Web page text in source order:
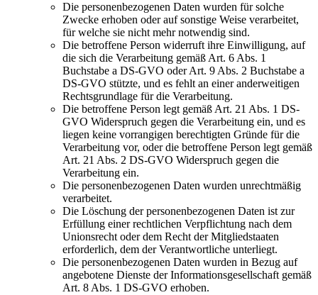
Die personenbezogenen Daten wurden für solche
Zwecke erhoben oder auf sonstige Weise verarbeitet,
für welche sie nicht mehr notwendig sind.
Die betroffene Person widerruft ihre Einwilligung, auf
die sich die Verarbeitung gemäß Art. 6 Abs. 1
Buchstabe a DS-GVO oder Art. 9 Abs. 2 Buchstabe a
DS-GVO stützte, und es fehlt an einer anderweitigen
Rechtsgrundlage für die Verarbeitung.
Die betroffene Person legt gemäß Art. 21 Abs. 1 DS-
GVO Widerspruch gegen die Verarbeitung ein, und es
liegen keine vorrangigen berechtigten Gründe für die
Verarbeitung vor, oder die betroffene Person legt gemäß
Art. 21 Abs. 2 DS-GVO Widerspruch gegen die
Verarbeitung ein.
Die personenbezogenen Daten wurden unrechtmäßig
verarbeitet.
Die Löschung der personenbezogenen Daten ist zur
Erfüllung einer rechtlichen Verpflichtung nach dem
Unionsrecht oder dem Recht der Mitgliedstaaten
erforderlich, dem der Verantwortliche unterliegt.
Die personenbezogenen Daten wurden in Bezug auf
angebotene Dienste der Informationsgesellschaft gemäß
Art. 8 Abs. 1 DS-GVO erhoben.